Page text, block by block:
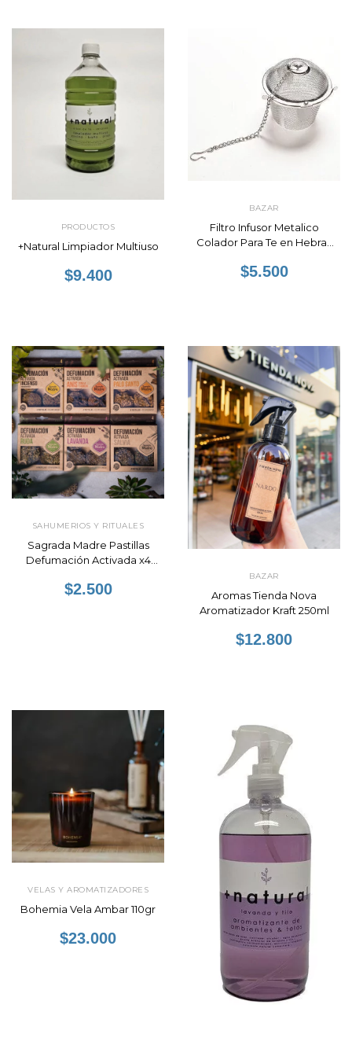
PRODUCTOS
+Natural Limpiador Multiuso
$9.400
BAZAR
Filtro Infusor Metalico
Colador Para Te en Hebras
$5.500
SAHUMERIOS Y RITUALES
Sagrada Madre Pastillas
Defumación Activada x4
$2.500
BAZAR
Aromas Tienda Nova
Aromatizador Kraft 250ml
$12.800
VELAS Y AROMATIZADORES
Bohemia Vela Ambar 110gr
$23.000